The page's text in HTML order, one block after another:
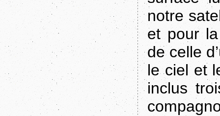
notre
et pour
de celle
le ciel et
inclus